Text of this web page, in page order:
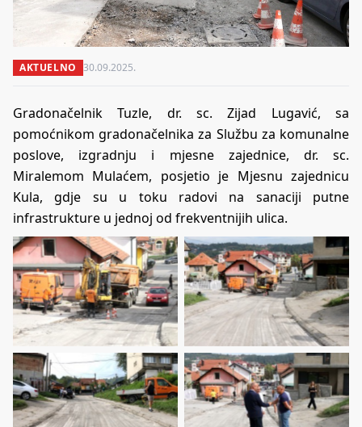
AKTUELNO 30.09.2025.
Gradonačelnik Tuzle, dr. sc. Zijad Lugavić, sa
pomoćnikom gradonačelnika za Službu za komunalne
poslove, izgradnju i mjesne zajednice, dr. sc.
Miralemom Mulaćem, posjetio je Mjesnu zajednicu
Kula, gdje su u toku radovi na sanaciji putne
infrastrukture u jednoj od frekventnijih ulica.